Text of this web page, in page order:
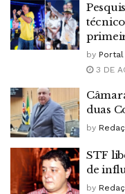
by Portal
3 DE
duas
by
STF
de
by